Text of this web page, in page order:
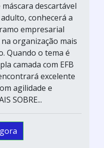
descartável
conhecerá a
empresarial
organização mais
Quando o tema é
camada com EFB
excelente
agilidade e
SOBRE...